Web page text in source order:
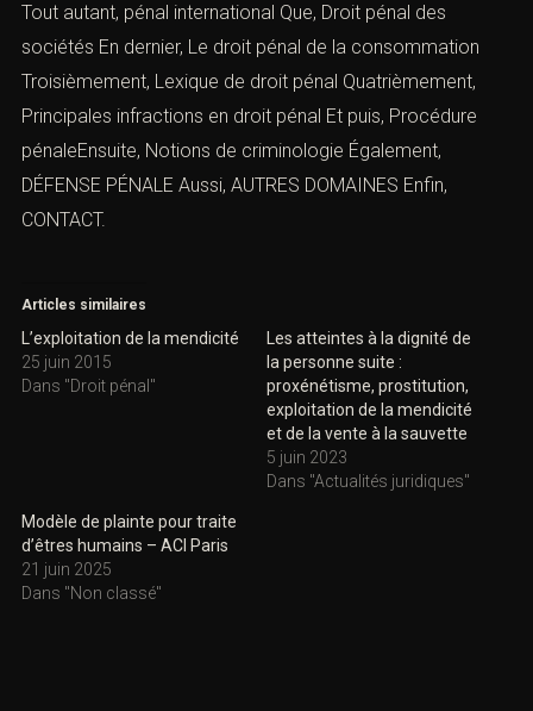
Tout autant, pénal international Que, Droit pénal des
sociétés En dernier, Le droit pénal de la consommation
Troisièmement, Lexique de droit pénal Quatrièmement,
Principales infractions en droit péna Et puis, Procédure
pénaleEnsuite, Notions de criminologie Également,
DÉFENSE PÉNALE Aussi, AUTRES DOMAINES Enfin,
CONTACT.
Articles similaires
L’exploitation de la mendicité
25 juin 2015
Dans "Droit pénal"
Les atteintes à la dignité de
la personne suite :
proxénétisme, prostitution,
exploitation de la mendicité
et de la vente à la sauvette
5 juin 2023
Dans "Actualités juridiques"
Modèle de plainte pour traite
d’êtres humains – ACI Paris
21 juin 2025
Dans "Non classé"